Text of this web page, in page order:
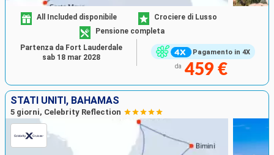
Pagamento in 4X
All Included disponibile
Crociere di Lusso
Pensione completa
da 459 €
Partenza da Fort Lauderdale
sab 18 mar 2028
STATI UNITI, BAHAMAS
5 giorni, Celebrity Reflection